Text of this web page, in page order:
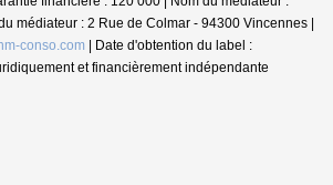
médiateur : 2 Rue de Colmar - 94300 Vincennes |
conso.com | Date d'obtention du label :
et financièrement indépendante